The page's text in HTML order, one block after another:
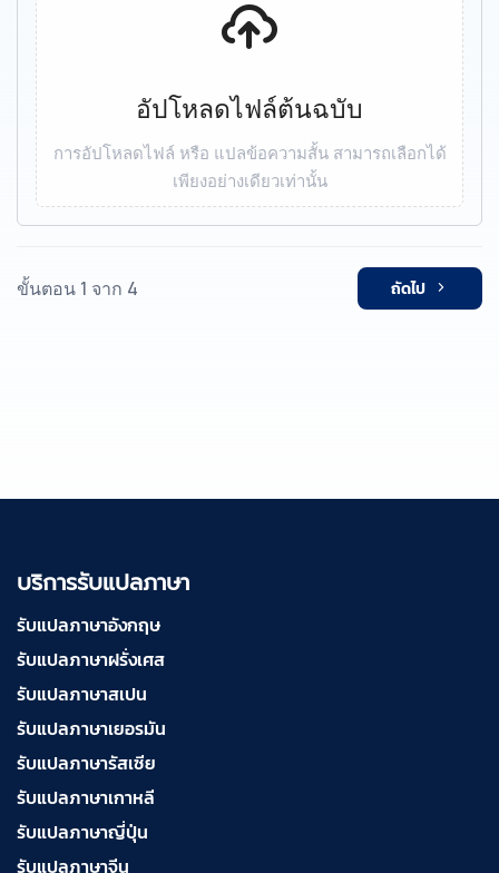
อัปโหลดไฟล์ต้นฉบับ
การอัปโหลดไฟล์ หรือ แปลข้อความสั้น สามารถเลือกได้
เพียงอย่างเดียวเท่านั้น
ขั้นตอน 1 จาก 4 ถัดไป
บริการรับแปลภาษา
รับแปลภาษาอังกฤษ
รับแปลภาษาฝรั่งเศส
รับแปลภาษาสเปน
รับแปลภาษาเยอรมัน
รับแปลภาษารัสเซีย
รับแปลภาษาเกาหลี
รับแปลภาษาญี่ปุ่น
รับแปลภาษาจีน